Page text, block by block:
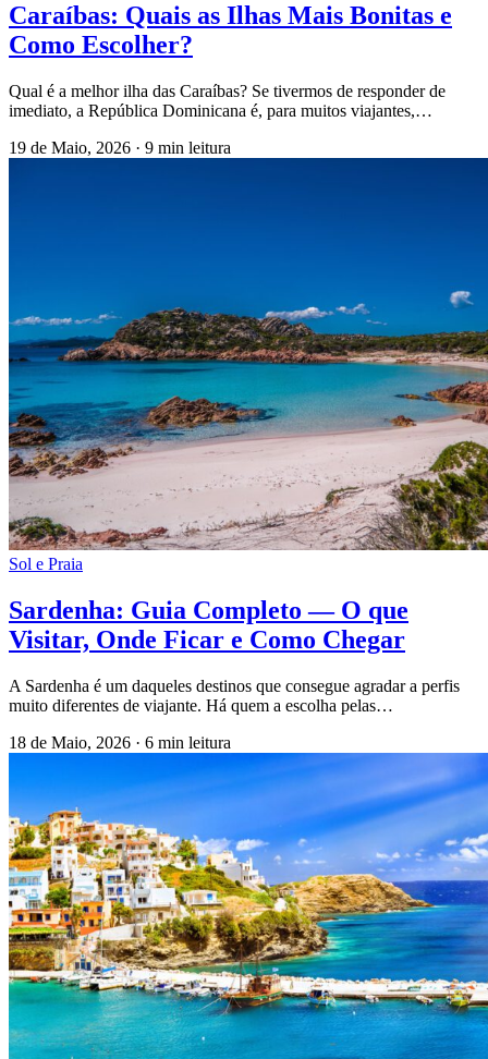
Caraíbas: Quais as Ilhas Mais Bonitas e
Como Escolher?
Qual é a melhor ilha das Caraíbas? Se tivermos de responder de
imediato, a República Dominicana é, para muitos viajantes,…
19 de Maio, 2026 · 9 min leitura
Sol e Praia
Sardenha: Guia Completo — O que
Visitar, Onde Ficar e Como Chegar
A Sardenha é um daqueles destinos que consegue agradar a perfis
muito diferentes de viajante. Há quem a escolha pelas…
18 de Maio, 2026 · 6 min leitura